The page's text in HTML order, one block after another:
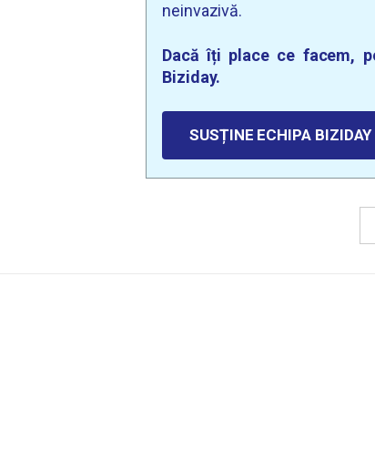
neinvazivă.
Dacă îți place ce facem,
Biziday.
SUSȚINE ECHIPA BIZIDAY